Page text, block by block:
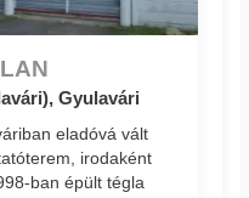
Gyulavári
eladóvá vált
irodaként
ban épült tégla